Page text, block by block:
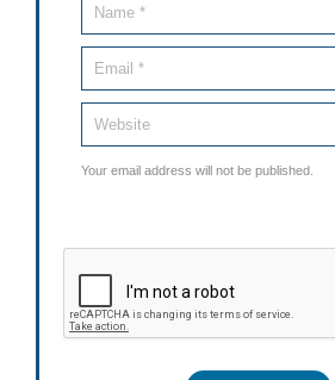
Your email address will not be published.